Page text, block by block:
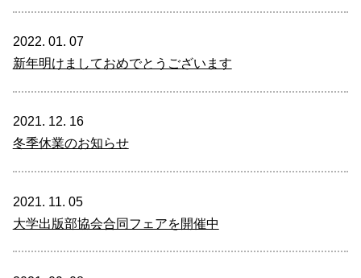
2022. 01. 07
新年明けましておめでとうございます
2021. 12. 16
冬季休業のお知らせ
2021. 11. 05
大学出版部協会合同フェアを開催中